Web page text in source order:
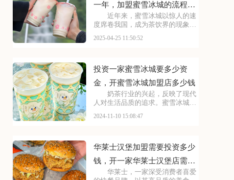
一年，加盟蜜雪冰城的流程8
步骤
近年来，蜜雪冰城以惊人的速
度席卷我国，成为茶饮界的现象品
方式，俘获了无数消费者的心，尤
况更是家常便饭。这不
2025-04-25 11:50:52
投资一家蜜雪冰城要多少资
金，开蜜雪冰城加盟店多少钱
奶茶行业的兴起，反映了现代
人对生活品质的追求。蜜雪冰城以
于每个人的甜蜜空间。品牌注重环
里，品尝一杯奶茶，不仅
2024-11-10 15:08:47
华莱士汉堡加盟需要投资多少
钱，开一家华莱士汉堡店需要
多少加盟费2025
华莱士，一家深受消费者喜爱